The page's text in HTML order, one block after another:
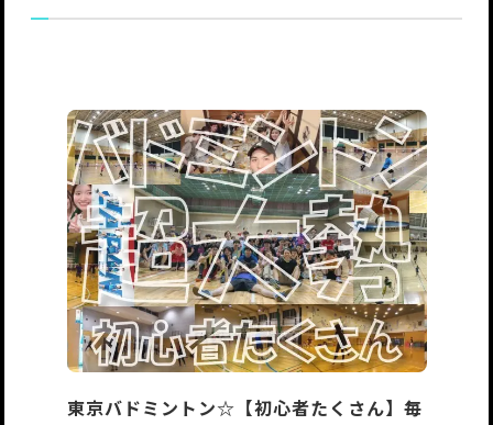
東京バドミントン☆【初心者たくさん】毎